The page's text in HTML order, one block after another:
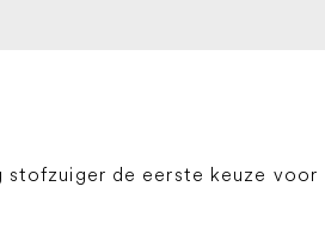
stofzuiger de eerste keuze voor